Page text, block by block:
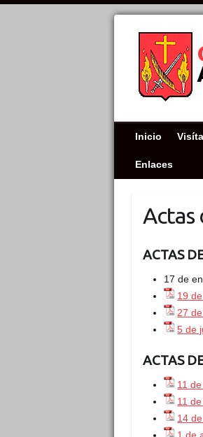
Inicio
Enlaces
Actas
ACTAS
17 de
19
27
5 de
ACTAS
11
11
14
1 de